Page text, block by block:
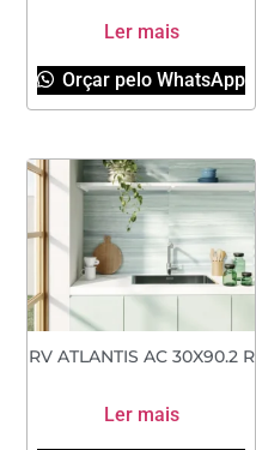
Ler mais
Orçar pelo WhatsApp
RV ATLANTIS AC 30X90.2 R
Ler mais